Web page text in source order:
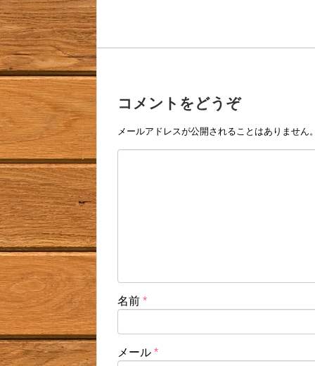
コメントをどうぞ
メールアドレスが公開されることはありません
名前 *
メール *